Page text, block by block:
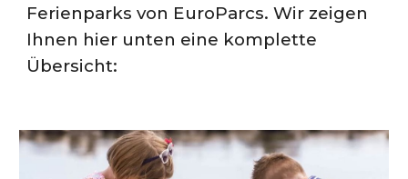
Ferienparks von EuroParcs. Wir zeigen
Ihnen hier unten eine komplette
Übersicht: